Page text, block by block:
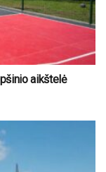
aikštelė